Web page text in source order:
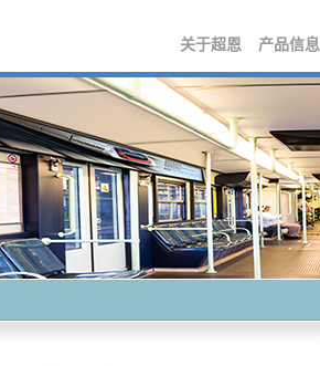
关于超恩 产品信息